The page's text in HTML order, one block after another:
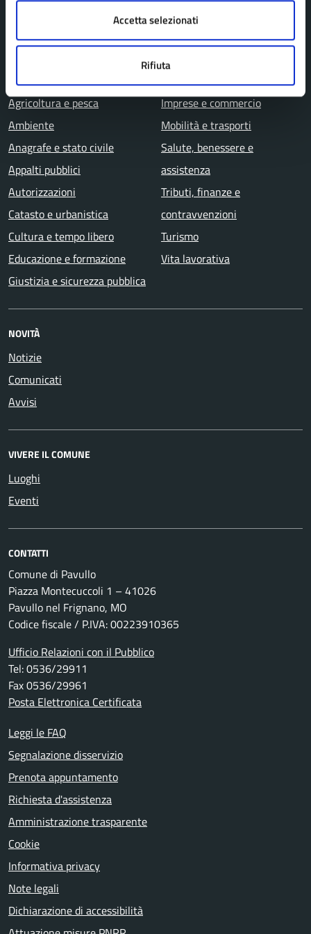
Accetta selezionati
Rifiuta
Uffici
Agricoltura e pesca
Ambiente
Anagrafe e stato civile
Appalti pubblici
Autorizzazioni
Catasto e urbanistica
Cultura e tempo libero
Educazione e formazione
Giustizia e sicurezza pubblica
Imprese e commercio
Mobilità e trasporti
Salute, benessere e
assistenza
Tributi, finanze e
contravvenzioni
Turismo
Vita lavorativa
NOVITÀ
Notizie
Comunicati
Avvisi
VIVERE IL COMUNE
Luoghi
Eventi
CONTATTI
Comune di Pavullo
Piazza Montecuccoli 1 – 41026
Pavullo nel Frignano, MO
Codice fiscale / P.IVA: 00223910365
Ufficio Relazioni con il Pubblico
Tel: 0536/29911
Fax 0536/29961
Posta Elettronica Certificata
Leggi le FAQ
Segnalazione disservizio
Prenota appuntamento
Richiesta d'assistenza
Amministrazione trasparente
Cookie
Informativa privacy
Note legali
Dichiarazione di accessibilità